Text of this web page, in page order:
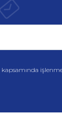
kapsamında